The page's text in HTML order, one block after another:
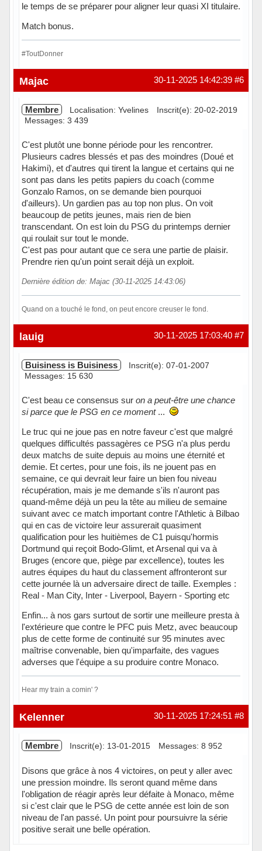
le temps de se préparer pour aligner leur quasi XI titulaire.
Match bonus.
#ToutDonner
Hors ligne #6
30-11-2025 14:42:39
Majac
Membre Localisation: Yvelines
Inscrit(e): 20-02-2019
Messages: 3 439
C'est plutôt une bonne période pour les rencontrer.
Plusieurs cadres blessés et pas des moindres (Doué et
Hakimi), et d'autres qui tirent la langue et certains qui ne
sont pas dans les petits papiers du coach (comme
Gonzalo Ramos, on se demande bien pourquoi
d'ailleurs). Un gardien pas au top non plus. On voit
beaucoup de petits jeunes, mais rien de bien
transcendant. On est loin du PSG du printemps dernier
qui roulait sur tout le monde.
C'est pas pour autant que ce sera une partie de plaisir.
Prendre rien qu'un point serait déjà un exploit.
Dernière édition de: Majac (30-11-2025 14:43:06)
Quand on a touché le fond, on peut encore creuser le fond.
Hors ligne #7
30-11-2025 17:03:40
lauig
Buisiness is Buisiness
Inscrit(e): 07-01-2007
Messages: 15 630
C'est beau ce consensus sur on a peut-être une chance
si parce que le PSG en ce moment...
Le truc qui ne joue pas en notre faveur c'est que malgré
quelques difficultés passagères ce PSG n'a plus perdu
deux matchs de suite depuis au moins une éternité et
demie. Et certes, pour une fois, ils ne jouent pas en
semaine, ce qui devrait leur faire un bien fou niveau
récupération, mais je me demande s'ils n'auront pas
quand-même déjà un peu la tête au milieu de semaine
suivant avec ce match important contre l'Athletic à Bilbao
qui en cas de victoire leur assurerait quasiment
qualification pour les huitièmes de C1 puisqu'hormis
Dortmund qui reçoit Bodo-Glimt, et Arsenal qui va à
Bruges (encore que, piège par excellence), toutes les
autres équipes du haut du classement affronteront sur
cette journée là un adversaire direct de taille. Exemples :
Real - Man City, Inter - Liverpool, Bayern - Sporting etc
Enfin... à nos gars surtout de sortir une meilleure presta à
l'extérieure que contre le PFC puis Metz, avec beaucoup
plus de cette forme de continuité sur 95 minutes avec
maîtrise convenable, bien qu'imparfaite, des vagues
adverses que l'équipe a su produire contre Monaco.
Hear my train a comin' ?
En ligne #8
30-11-2025 17:24:51
Kelenner
Membre Inscrit(e): 13-01-2015 Messages: 8 952
Disons que grâce à nos 4 victoires, on peut y aller avec
une pression moindre. Ils seront quand même dans
l'obligation de réagir après leur défaite à Monaco, même
si c'est clair que le PSG de cette année est loin de son
niveau de l'an passé. Un point pour poursuivre la série
positive serait une belle opération.